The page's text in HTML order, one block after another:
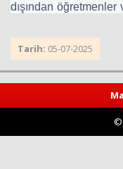
dışından öğretmenler
Tarih: 05-07-2025
©